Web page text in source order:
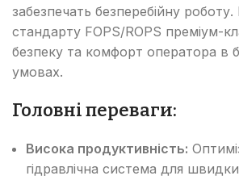
забезпечать безперебійну роботу.
стандарту FOPS/ROPS преміум-
безпеку та комфорт оператора в
умовах.
Головні переваги:
Висока продуктивність:
гідравлічна система для